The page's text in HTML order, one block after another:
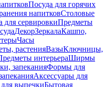
Посуда для горячих
напитковСтоловые
для сервировкиПредметы
ДекорЗеркалаКашпо,
Часы
растенияВазыКлючницы,
интерьераШирмы
запеканияФормы для
Аксессуары для
выпечкиБытовая